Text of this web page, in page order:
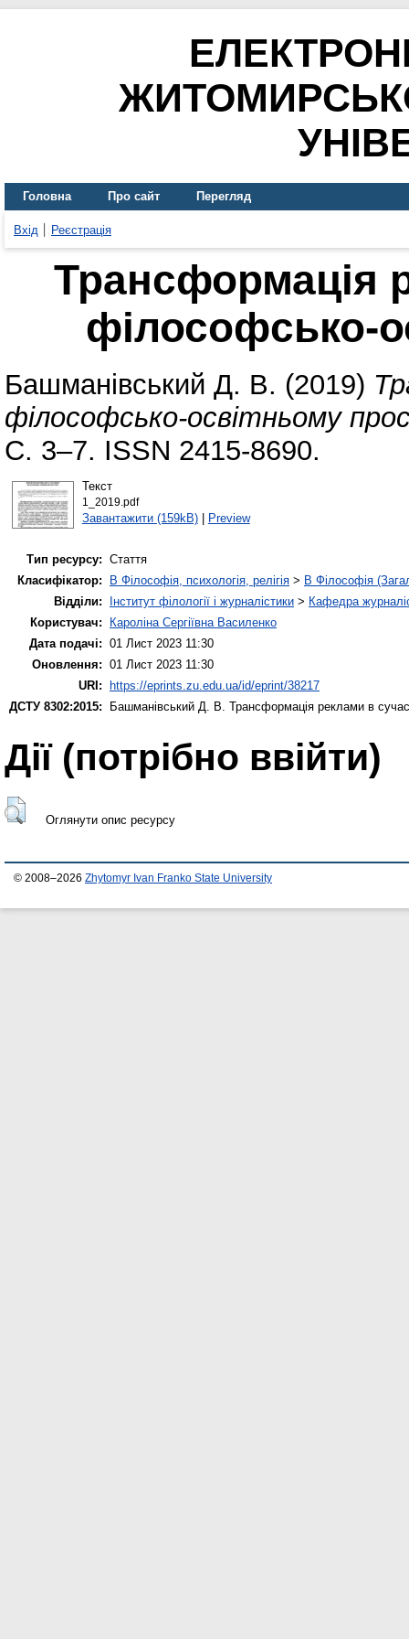
Головна Про сайт Перегляд
Вхід Реєстрація
Трансформація
філософсько-
Башманівський Д. В. (2019)
філософсько-освітньому
С. 3–7. ISSN 2415-8690.
Текст
1_2019.pdf
Завантажити (159kB)| Preview
Тип ресурсу: Стаття
Класифікатор:
B Філософія, психологія, релігія > B Філософія
Відділи:
Інститут філології і журналістики > Кафедра
Користувач:
Кароліна Сергіївна Василенко
Дата подачі: 01 Лист 2023 11:30
Оновлення: 01 Лист 2023 11:30
URI:
https://eprints.zu.edu.ua/id/eprint/38217
ДСТУ 8302:2015:
Башманівський Д. В. Трансформація реклами в
Дії ​​(потрібно ввійти)
Оглянути опис ресурсу
© 2008–2026 Zhytomyr Ivan Franko State University